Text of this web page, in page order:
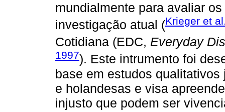
mundialmente para avaliar
investigação atual (Krieger et
Cotidiana (EDC, Everyday
1997). Este intrumento foi
base em estudos
e holandesas e visa
injusto que podem ser